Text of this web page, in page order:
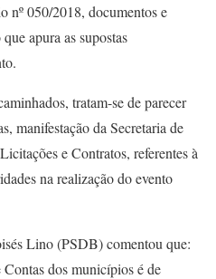
nº 050/2018, documentos e
apura as supostas
tratam-se de parecer
manifestação da Secretaria de
e Contratos, referentes à
na realização do evento
Lino (PSDB) comentou que:
dos municípios é de